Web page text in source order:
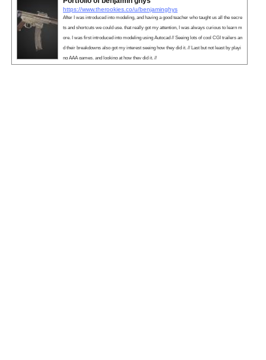
https://www.therookies.co/u/benjaminghys
After I was introduced into modeling, and having a good teacher who taught us all the secre
ts and shortcuts we could use. that really got my attention, I was always curious to learn m
ore. I was first introduced into modeling using Autocad // Seeing lots of cool CGI trailers an
d their breakdowns also got my interest seeing how they did it. // Last but not least by playi
ng AAA games, and looking at how they did it. //